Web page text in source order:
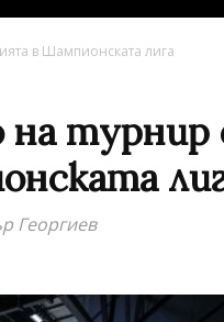
в Шампионската лига
на
Георгиев